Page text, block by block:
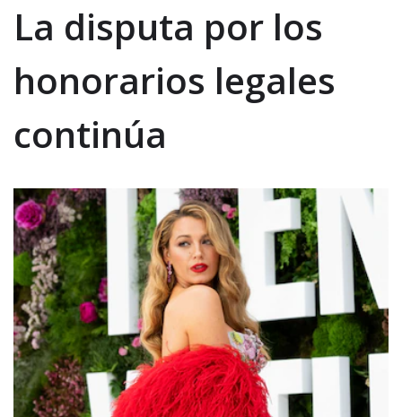
La disputa por los
honorarios legales
continúa